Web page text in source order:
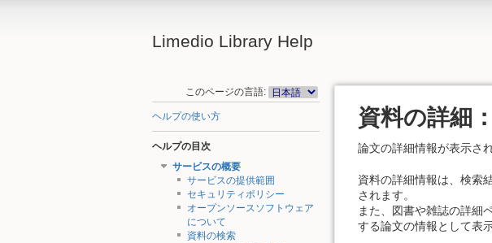
Limedio Library Help
このページの言語:
ヘルプの使い方
ヘルプの目次
サービスの概要
サービスの提供範囲
セキュリティポリシー
オープンソースソフトウェア
について
資料の検索
資料の詳細
論文の詳細情報が表示され
資料の詳細情報は、検索
されます。
また、図書や雑誌の詳細
する論文の情報として表